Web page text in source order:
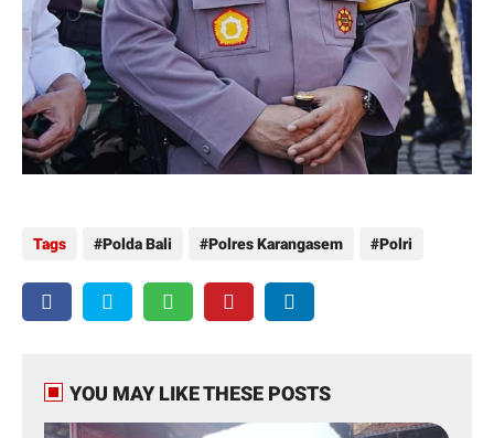
Tags Polda Bali Polres Karangasem Polri
YOU MAY LIKE THESE POSTS